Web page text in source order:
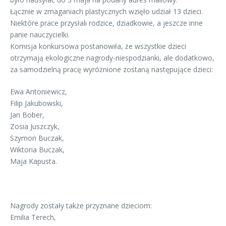
Łącznie w zmaganiach plastycznych wzięło udział 13 dzieci.
Niektóre prace przysłali rodzice, dziadkowie, a jeszcze inne
panie nauczycielki.
Komisja konkursowa postanowiła, że wszystkie dzieci
otrzymają ekologiczne nagrody-niespodzianki, ale dodatkowo,
za samodzielną pracę wyróżnione zostaną następujące dzieci:
Ewa Antoniewicz,
Filip Jakubowski,
Jan Bober,
Zosia Juszczyk,
Szymon Buczak,
Wiktoria Buczak,
Maja Kapusta.
Nagrody zostały także przyznane dzieciom:
Emilia Terech,